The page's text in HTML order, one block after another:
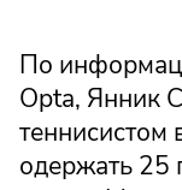
По
Opta, Янник
теннисистом
одержать 25